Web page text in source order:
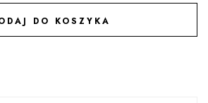
DO KOSZYKA
DO ULUBIONYCH